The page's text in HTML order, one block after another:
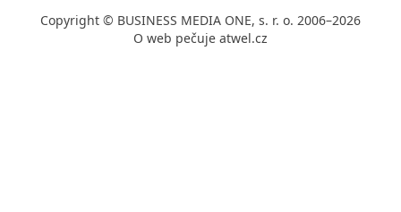
Copyright © BUSINESS MEDIA ONE, s. r. o. 2006–2026